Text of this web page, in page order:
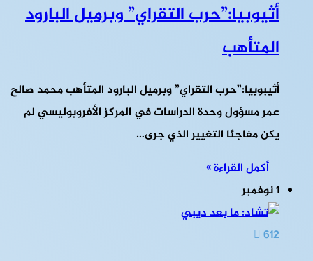
أثيوبيا:”حرب التقراي” وبرميل البارود
المتأهب
أثيبوبيا:”حرب التقراي” وبرميل البارود المتأهب محمد صالح
عمر مسؤول وحدة الدراسات في المركز الأفروبوليسي لم
يكن مفاجئا التغيير الذي جرى…
أكمل القراءة »
1 نوفمبر
612